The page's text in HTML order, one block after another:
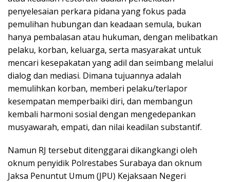
penyelesaian perkara pidana yang fokus pada
pemulihan hubungan dan keadaan semula, bukan
hanya pembalasan atau hukuman, dengan melibatkan
pelaku, korban, keluarga, serta masyarakat untuk
mencari kesepakatan yang adil dan seimbang melalui
dialog dan mediasi. Dimana tujuannya adalah
memulihkan korban, memberi pelaku/terlapor
kesempatan memperbaiki diri, dan membangun
kembali harmoni sosial dengan mengedepankan
musyawarah, empati, dan nilai keadilan substantif.
Namun RJ tersebut ditenggarai dikangkangi oleh
oknum penyidik Polrestabes Surabaya dan oknum
Jaksa Penuntut Umum (JPU) Kejaksaan Negeri